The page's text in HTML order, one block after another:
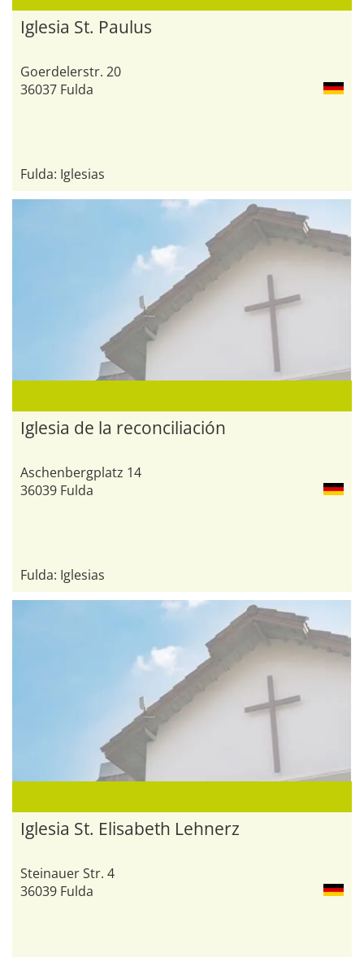
Iglesia St. Paulus
Goerdelerstr. 20
36037 Fulda
Fulda: Iglesias
Iglesia de la reconciliación
Aschenbergplatz 14
36039 Fulda
Fulda: Iglesias
Iglesia St. Elisabeth Lehnerz
Steinauer Str. 4
36039 Fulda